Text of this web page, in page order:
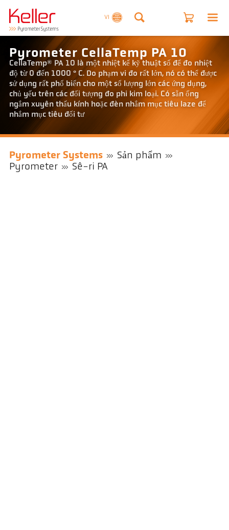
VI
Pyrometer CellaTemp PA 10
CellaTemp® PA 10 là một nhiệt kế kỹ thuật số để đo nhiệt
độ từ 0 đến 1000 ° C. Do phạm vi đo rất lớn, nó có thể được
sử dụng rất phổ biến cho một số lượng lớn các ứng dụng,
chủ yếu trên các đối tượng đo phi kim loại. Có sẵn ống
ngắm xuyên thấu kính hoặc đèn nhắm mục tiêu laze để
nhắm mục tiêu đối tư
Pyrometer Systems
Sản phẩm
Pyrometer
Sê-ri PA